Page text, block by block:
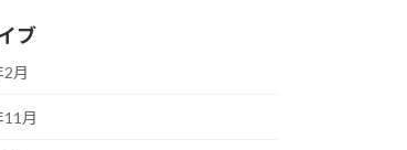
ブ
月
月